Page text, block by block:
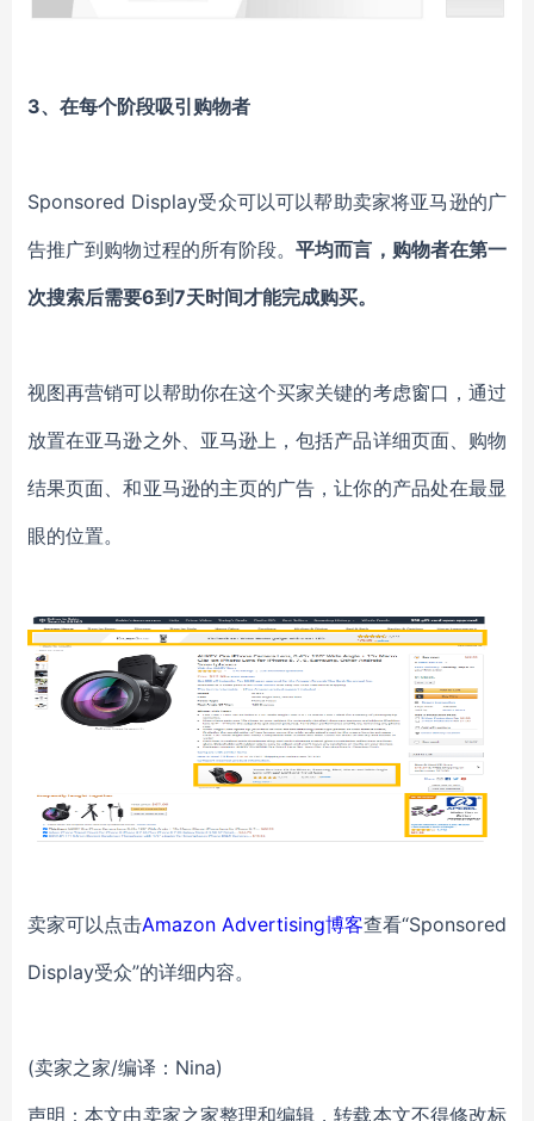
3、在每个阶段吸引购物者
Sponsored Display受众可以可以帮助卖家将亚马逊的广
告推广到购物过程的所有阶段。平均而言，购物者在第一
次搜索后需要6到7天时间才能完成购买。
视图再营销可以帮助你在这个买家关键的考虑窗口，通过
放置在亚马逊之外、亚马逊上，包括产品详细页面、购物
结果页面、和亚马逊的主页的广告，让你的产品处在最显
眼的位置。
卖家可以点击Amazon Advertising博客查看“Sponsored
Display受众”的详细内容。
(卖家之家/编译：Nina)
声明：本文由卖家之家整理和编辑，转载本文不得修改标